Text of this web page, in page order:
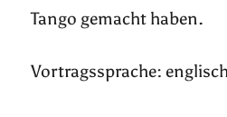
Tango gemacht haben.
Vortragssprache: